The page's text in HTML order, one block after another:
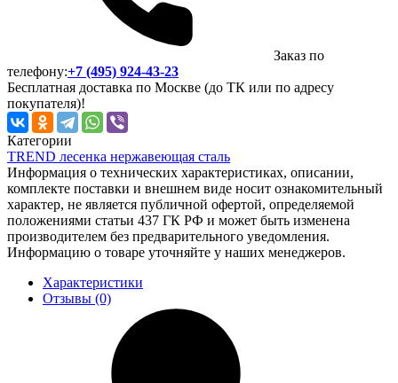
Заказ по
телефону:+7 (495) 924-43-23
Бесплатная доставка по Москве (до ТК или по адресу
покупателя)!
Категории
TREND лесенка нержавеющая сталь
Информация о технических характеристиках, описании,
комплекте поставки и внешнем виде носит ознакомительный
характер, не является публичной офертой, определяемой
положениями статьи 437 ГК РФ и может быть изменена
производителем без предварительного уведомления.
Информацию о товаре уточняйте у наших менеджеров.
Характеристики
Отзывы (0)